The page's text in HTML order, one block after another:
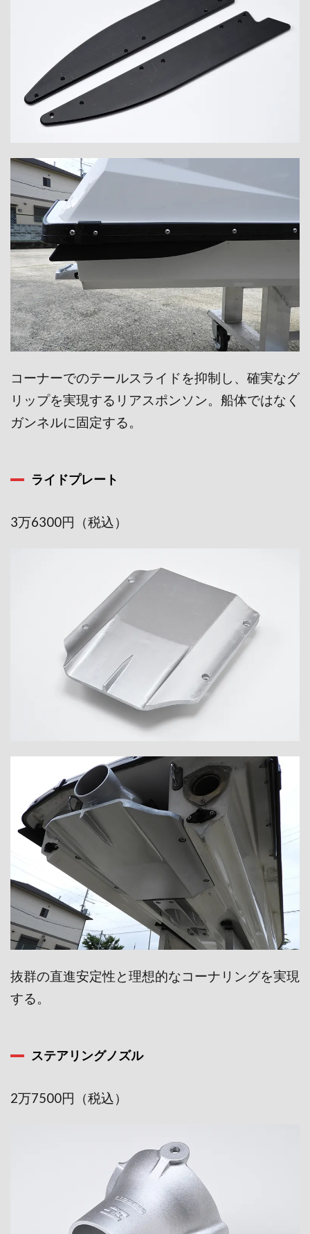
コーナーでのテールスライ ドを抑制し、確実なグ
リップを実現するリアスポンソン。船体ではなく
ガンネルに固定する。
ライドプレート
3万6300円（税込）
抜群の直進安定性と理想的なコーナ リングを実現
する。
ステアリングノズル
2万7500円（税込）